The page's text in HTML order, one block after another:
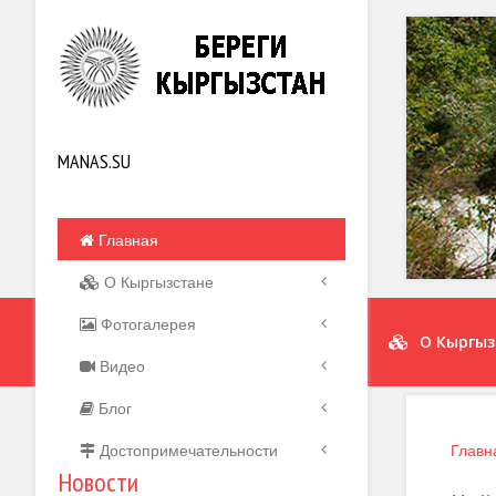
MANAS.SU
Главная
О Кыргызстане
Фотогалерея
Видео
Блог
Достопримечательности
Новости
О